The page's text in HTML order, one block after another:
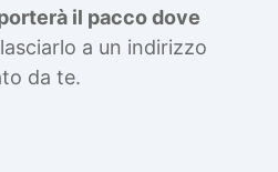
il pacco dove
a un indirizzo
da te.